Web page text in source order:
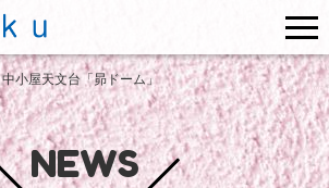
中小屋天文台「昴ドーム」
NEWS